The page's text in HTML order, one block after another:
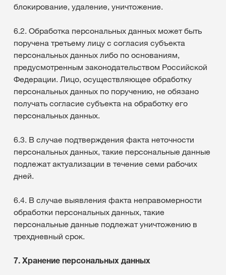
блокирование, удаление, уничтожение.
6.2. Обработка персональных данных может быть
поручена третьему лицу с согласия субъекта
персональных данных либо по основаниям,
предусмотренным законодательством Российской
Федерации. Лицо, осуществляющее обработку
персональных данных по поручению, не обязано
получать согласие субъекта на обработку его
персональных данных.
6.3. В случае подтверждения факта неточности
персональных данных, такие персональные данные
подлежат актуализации в течение семи рабочих
дней.
6.4. В случае выявления факта неправомерности
обработки персональных данных, такие
персональные данные подлежат уничтожению в
трехдневный срок.
7. Хранение персональных данных